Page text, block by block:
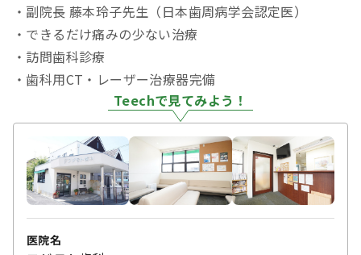
・副院長 藤本玲子先生（日本歯周病学会認定医）
・できるだけ痛みの少ない治療
・訪問歯科診療
・歯科用CT・レーザー治療器完備
Teechで見てみよう！
医院名